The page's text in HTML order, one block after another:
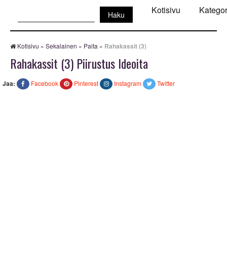
Kotisivu
Kotisivu » Sekalainen » Paita » Rahakassit (3)
Rahakassit (3) Piirustus Ideoita
Jaa: Facebook Pinterest Instagram Twitter